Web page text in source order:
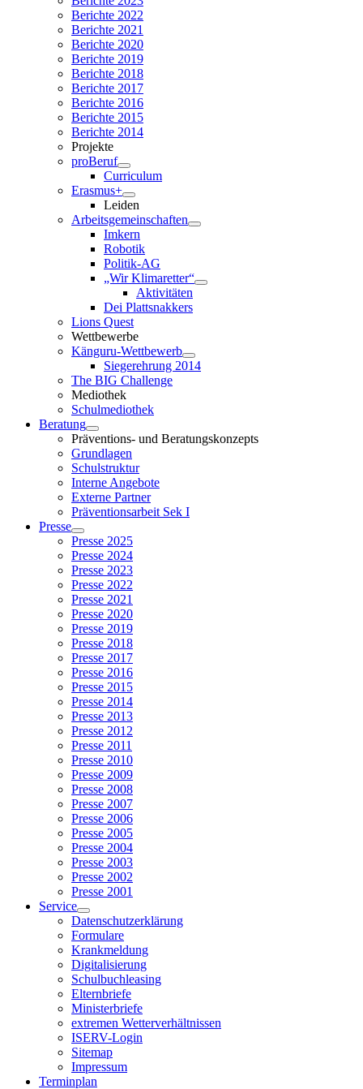
Berichte 2022
Berichte 2021
Berichte 2020
Berichte 2019
Berichte 2018
Berichte 2017
Berichte 2016
Berichte 2015
Berichte 2014
Projekte
proBeruf
Curriculum
Erasmus+
Leiden
Arbeitsgemeinschaften
Imkern
Robotik
Politik-AG
„Wir Klimaretter“
Aktivitäten
Dei Plattsnakkers
Lions Quest
Wettbewerbe
Känguru-Wettbewerb
Siegerehrung 2014
The BIG Challenge
Mediothek
Schulmediothek
Beratung
Präventions- und Beratungskonzepts
Grundlagen
Schulstruktur
Interne Angebote
Externe Partner
Präventionsarbeit Sek I
Presse
Presse 2025
Presse 2024
Presse 2023
Presse 2022
Presse 2021
Presse 2020
Presse 2019
Presse 2018
Presse 2017
Presse 2016
Presse 2015
Presse 2014
Presse 2013
Presse 2012
Presse 2011
Presse 2010
Presse 2009
Presse 2008
Presse 2007
Presse 2006
Presse 2005
Presse 2004
Presse 2003
Presse 2002
Presse 2001
Service
Datenschutzerklärung
Formulare
Krankmeldung
Digitalisierung
Schulbuchleasing
Elternbriefe
Ministerbriefe
extremen Wetterverhältnissen
ISERV-Login
Sitemap
Impressum
Terminplan